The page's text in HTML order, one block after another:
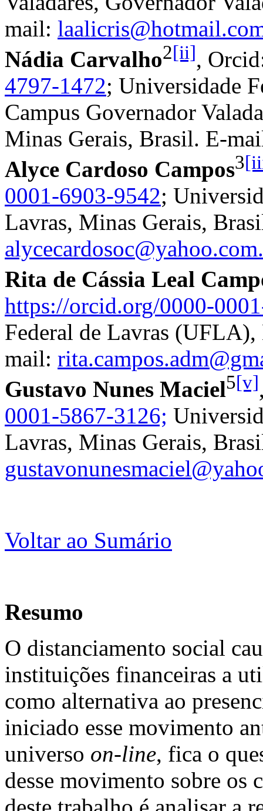
mail:
Nádia Carvalho2[ii],
4797-1472; Universidade
Campus Governador
Minas Gerais, Brasil. E-
Alyce Cardoso Campos3
0001-6903-9542;
Lavras, Minas Gerais,
Rita de Cássia Leal
https://orcid.org/0000-
Federal de Lavras
mail:
Gustavo Nunes Maciel5[v]
0001-5867-3126;
Lavras, Minas Gerais,
Voltar ao Sumário
Resumo
O distanciamento social
instituições financeiras a
como alternativa ao
iniciado esse movimento
universo on-line, fica o
desse movimento sobre